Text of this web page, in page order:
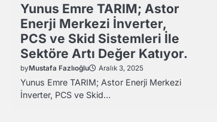
Yunus Emre TARIM; Astor
Enerji Merkezi İnverter,
PCS ve Skid Sistemleri İle
Sektöre Artı Değer Katıyor.
byMustafa Fazlıoğlu Aralık 3, 2025
Yunus Emre TARIM; Astor Enerji Merkezi
İnverter, PCS ve Skid…